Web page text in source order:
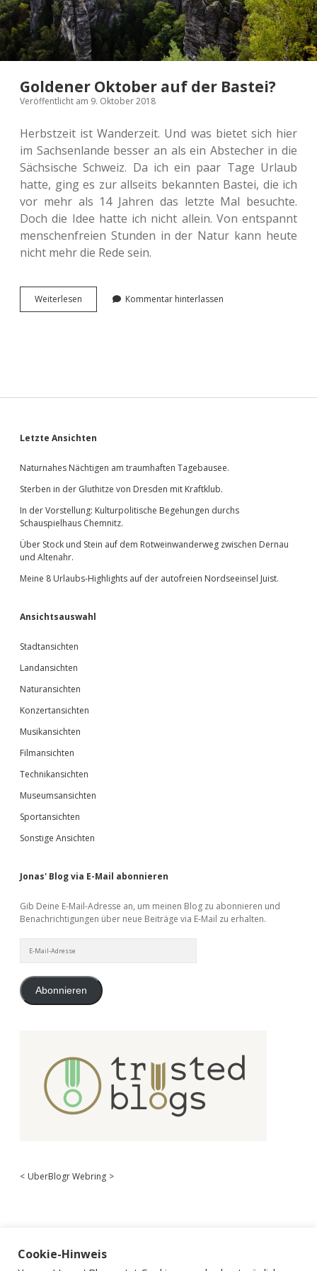
Goldener Oktober auf der Bastei?
Veröffentlicht am 9. Oktober 2018
Herbst­zeit ist Wan­der­zeit. Und was bietet sich hier
im Sach­sen­lan­de besser an als ein Abste­cher in die
Säch­si­sche Schweiz. Da ich ein paar Tage Urlaub
hatte, ging es zur all­seits bekann­ten Bastei, die ich
vor mehr als 14 Jahren das letzte Mal besuch­te.
Doch die Idee hatte ich nicht allein. Von ent­spannt
men­schen­frei­en Stun­den in der Natur kann heute
nicht mehr die Rede sein.
Wei­ter­le­sen
de­
Kommentar hinterlassen
Sidebar
Letzte Ansichten
Naturnahes Nächtigen am traumhaften Tagebausee.
Sterben in der Gluthitze von Dresden mit Kraftklub.
In der Vorstellung: Kulturpolitische Begehungen durchs
Schauspielhaus Chemnitz.
Über Stock und Stein auf dem Rotweinwanderweg zwischen Dernau
und Altenahr.
Meine 8 Urlaubs-Highlights auf der autofreien Nordseeinsel Juist.
Ansichtsauswahl
Stadtansichten
Landansichten
Naturansichten
Konzertansichten
Musikansichten
Filmansichten
Technikansichten
Museumsansichten
Sportansichten
Sonstige Ansichten
Jonas' Blog via E-Mail abonnieren
Gib Deine E-Mail-Adresse an, um meinen Blog zu abonnieren und
Benachrichtigungen über neue Beiträge via E-Mail zu erhalten.
Mail-
Abonnieren
< UberBlogr Webring >
Cookie-Hinweis